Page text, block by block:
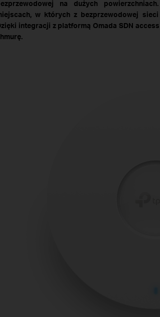
na dużych
w których z bezprzewodowej
integracji z platformą Omada SDN